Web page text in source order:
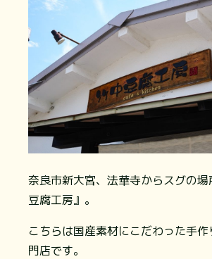
奈良市新大宮、法華寺からスグの
豆腐工房』。
こちらは国産素材にこだわった手
門店です。